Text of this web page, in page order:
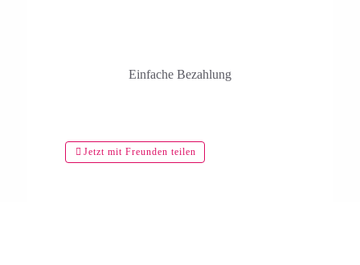
Einfache Bezahlung
Jetzt mit Freunden teilen